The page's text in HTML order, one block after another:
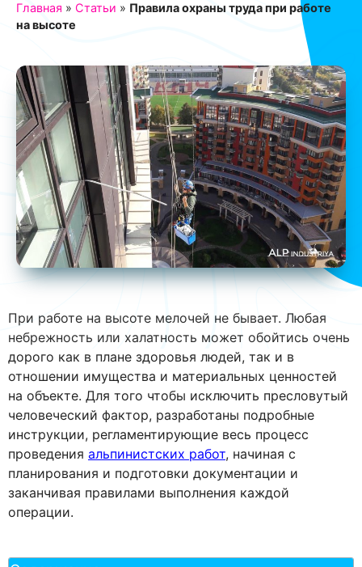
Главная » Статьи » Правила охраны труда при работе
на высоте
При работе на высоте мелочей не бывает. Любая
небрежность или халатность может обойтись очень
дорого как в плане здоровья людей, так и в
отношении имущества и материальных ценностей
на объекте. Для того чтобы исключить пресловутый
человеческий фактор, разработаны подробные
инструкции, регламентирующие весь процесс
проведения альпинистских работ, начиная с
планирования и подготовки документации и
заканчивая правилами выполнения каждой
операции.